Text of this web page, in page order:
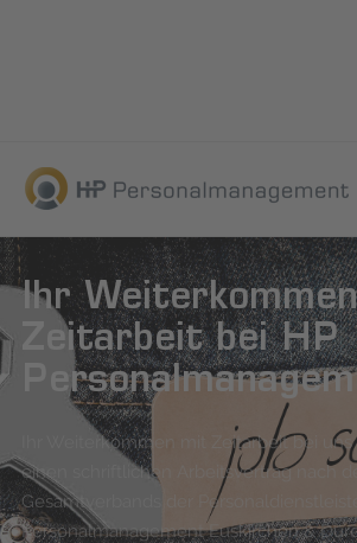
Ihr
Zeitarbeit bei HP
Ihr Weiterkommen mit Zeitarbeit bei
einen schriftlichen Arbeitsvertrag nach
Gesamtverbands der
Personalmanagement Euskirchen &